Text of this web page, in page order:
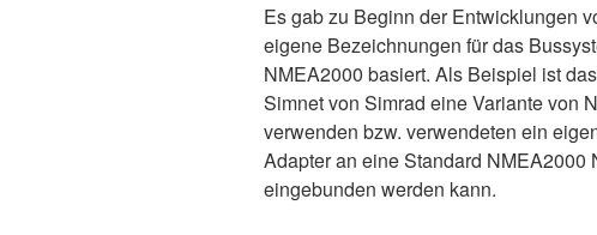
Es gab zu Beginn der Entwicklungen
eigene Bezeichnungen für das
NMEA2000 basiert. Als Beispiel ist
Simnet von Simrad eine Variante von
verwenden bzw. verwendeten ein
Adapter an eine Standard NMEA2000
eingebunden werden kann.